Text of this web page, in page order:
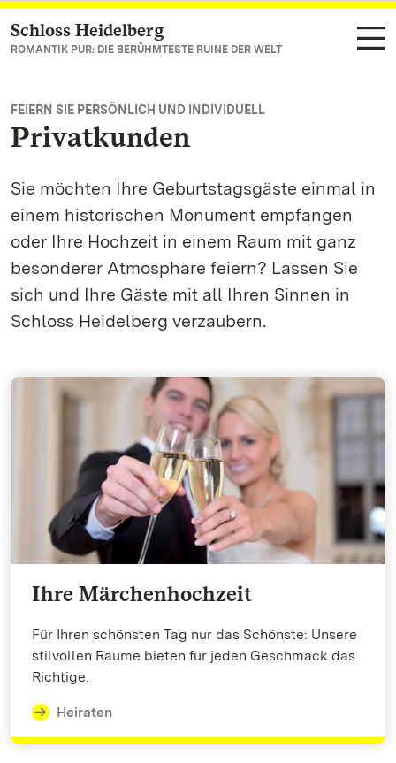
Zum Hauptinhalt springen
Schloss Heidelberg
ROMANTIK PUR: DIE BERÜHMTESTE RUINE DER WELT
FEIERN SIE PERSÖNLICH UND INDIVIDUELL
Privatkunden
Sie möchten Ihre Geburtstagsgäste einmal in
einem historischen Monument empfangen
oder Ihre Hochzeit in einem Raum mit ganz
besonderer Atmosphäre feiern? Lassen Sie
sich und Ihre Gäste mit all Ihren Sinnen in
Schloss Heidelberg verzaubern.
Ihre Märchenhochzeit
Für Ihren schönsten Tag nur das Schönste: Unsere
stilvollen Räume bieten für jeden Geschmack das
Richtige.
Heiraten